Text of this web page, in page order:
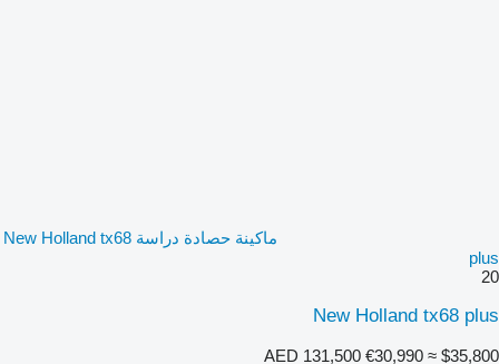
ماكينة حصادة دراسة New Holland tx68
plus
20
New Holland tx68 plus
AED 131,500 €30,990 ≈ $35,800